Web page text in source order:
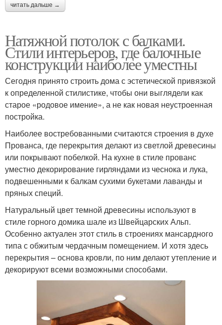
читать дальше →
Натяжной потолок с балками.
Стили интерьеров, где балочные
конструкции наиболее уместны
Сегодня принято строить дома с эстетической привязкой
к определенной стилистике, чтобы они выглядели как
старое «родовое имение», а не как новая неустроенная
постройка.
Наиболее востребованными считаются строения в духе
Прованса, где перекрытия делают из светлой древесины
или покрывают побелкой. На кухне в стиле прованс
уместно декорирование гирляндами из чеснока и лука,
подвешенными к балкам сухими букетами лаванды и
пряных специй.
Натуральный цвет темной древесины используют в
стиле горного домика шале из Швейцарских Альп.
Особенно актуален этот стиль в строениях мансардного
типа с обжитым чердачным помещением. И хотя здесь
перекрытия – основа кровли, по ним делают утепление и
декорируют всеми возможными способами.